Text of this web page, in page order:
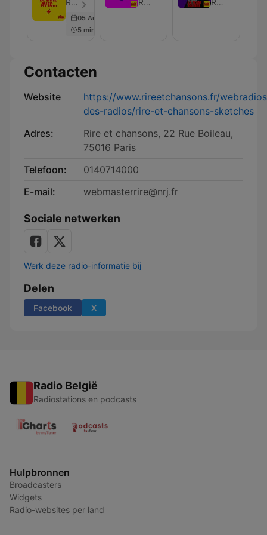
avec
Rire et Chansons France - Aflevering 399
05 Aug 2025
5 min
Rire et Chansons France Rire et Chansons France
Contacten
Website
https://www.rireetchansons.fr/
des-radios/rire-et-chansons-sketches
Adres:
Rire et chansons, 22 Rue Boileau,
75016 Paris
Telefoon:
0140714000
E-mail:
webmasterrire@nrj.fr
Sociale netwerken
Werk deze radio-informatie bij
Delen
Facebook X
Radio België
Radiostations en podcasts
Hulpbronnen
Broadcasters
Widgets
Radio-websites per land